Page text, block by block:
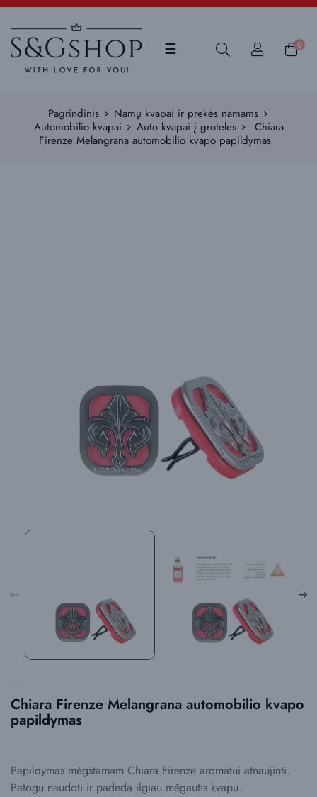
Toggle
☰ 0
Pagrindinis
Namų kvapai ir prekės namams
Automobilio kvapai
Auto kvapai į groteles
Chiara
Firenze Melangrana automobilio kvapo papildymas
Chiara Firenze Melangrana automobilio kvapo
papildymas
Papildymas mėgstamam Chiara Firenze aromatui atnaujinti.
Patogu naudoti ir padeda ilgiau mėgautis kvapu.